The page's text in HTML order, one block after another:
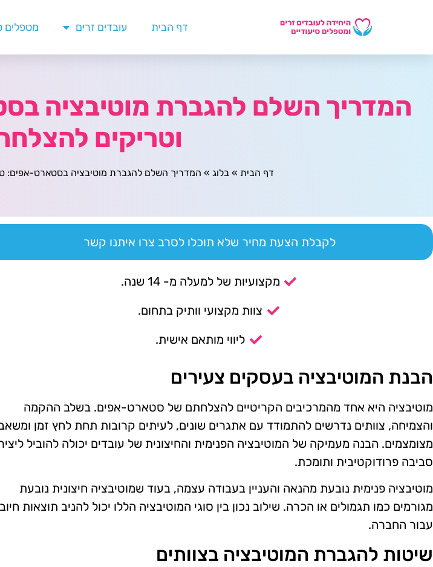
דף הבית עובדים זרים מטפלים
המדריך השלם להגברת מוטיבציה
וטריקים
דף הבית » בלוג » המדריך השלם להגברת מוטיבציה בסטארט-אפים:
לקבלת הצעת מחיר שלא תוכלו לסרב צרו איתנו קשר
מקצועיות של למעלה מ- 14 שנה.
צוות מקצועי וותיק בתחום.
ליווי מותאם אישית.
הבנת המוטיבציה בעסקים צעירים
מוטיבציה היא אחד מהמרכיבים הקריטיים להצלחתם של סטארט-אפים. בשלב ההקמה
והצמיחה, צוותים נדרשים להתמודד עם אתגרים שונים, לעיתים קרובות תחת לחץ זמן
מצומצמים. הבנה מעמיקה של המוטיבציה הפנימית והחיצונית של עובדים יכולה להוביל
סביבה פרודוקטיבית ותומכת.
מוטיבציה פנימית נובעת מהנאה והעניין בעבודה עצמה, בעוד שמוטיבציה חיצונית נובעת
מגורמים כמו תגמולים או הכרה. שילוב נכון בין סוגי המוטיבציה הללו יכול להניב תוצאות
עבור החברה.
שיטות להגברת המוטיבציה בצוותים